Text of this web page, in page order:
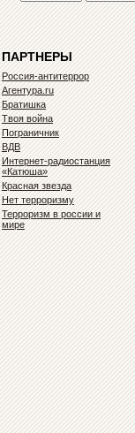
ПАРТНЕРЫ
Россия-антитеррор
Агентура.ru
Братишка
Твоя война
Пограничник
ВДВ
Интернет-радиостанция
«Катюша»
Красная звезда
Нет терроризму
Терроризм в россии и
мире